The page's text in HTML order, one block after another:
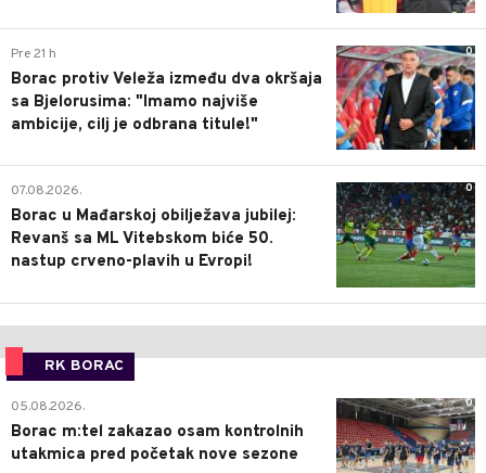
0
Pre 21 h
Borac protiv Veleža između dva okršaja
sa Bjelorusima: "Imamo najviše
ambicije, cilj je odbrana titule!"
0
07.08.2026.
Borac u Mađarskoj obilježava jubilej:
Revanš sa ML Vitebskom biće 50.
nastup crveno-plavih u Evropi!
RK BORAC
0
05.08.2026.
Borac m:tel zakazao osam kontrolnih
utakmica pred početak nove sezone